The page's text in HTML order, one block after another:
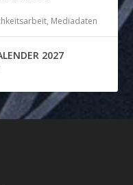
, Mediadaten
2027